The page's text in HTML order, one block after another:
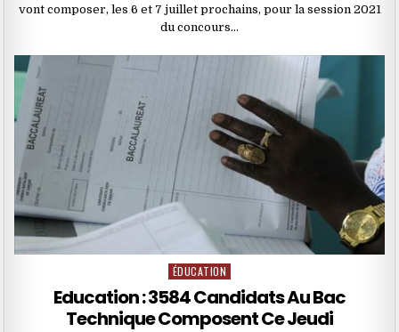
vont composer, les 6 et 7 juillet prochains, pour la session 2021
du concours…
Posted
in
ÉDUCATION
Education : 3584 Candidats Au Bac
Technique Composent Ce Jeudi